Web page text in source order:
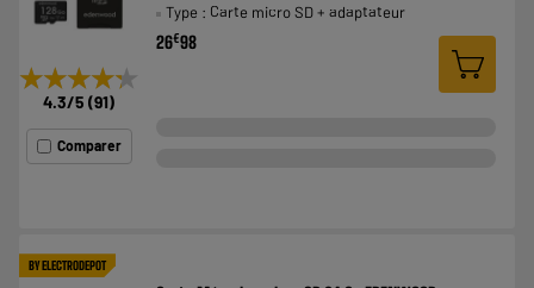
★★★★★
★★★★★
4.3/5 (91)
Comparer
Type : Carte micro SD + adaptateur
26€98
BY ELECTRODEPOT